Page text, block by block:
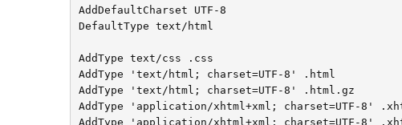
AddDefaultCharset UTF-8
DefaultType text/html
AddType text/css .css
AddType 'text/html; charset=UTF-8' .html
AddType 'text/html; charset=UTF-8' .html.gz
AddType 'application/xhtml+xml; charset=UTF-8'
AddType 'application/xhtml+xml; charset=UTF-8'